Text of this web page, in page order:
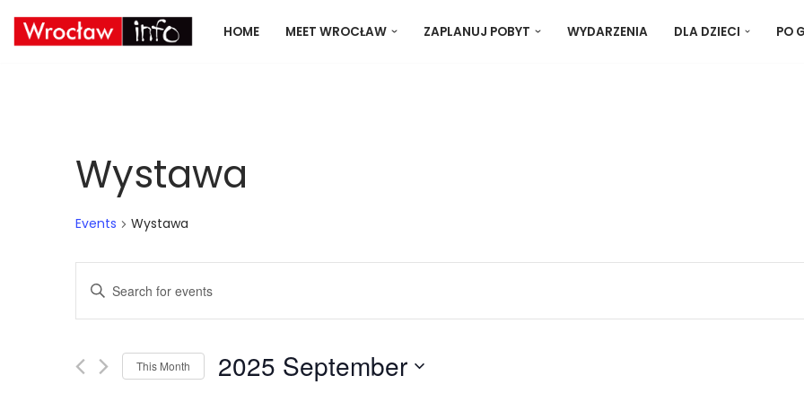
Skip
HOME MEET WROCŁAW ZAPLANUJ POBYT WYDARZENIA DLA DZIECI PO
Wystawa
Events Wystawa
Events
Search
Enter
for
Events
This Month 2025 September